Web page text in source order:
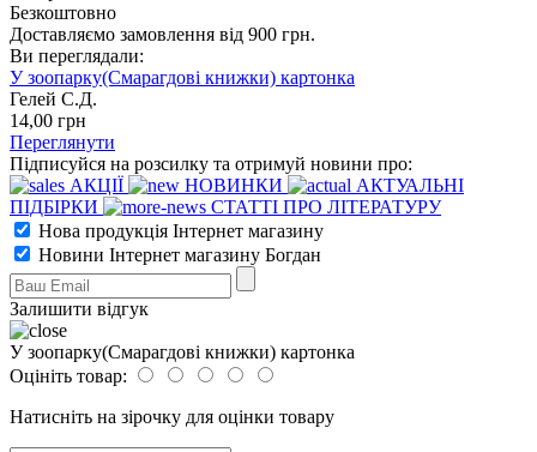
Безкоштовно
Доставляємо замовлення від 900 грн.
Ви переглядали:
У зоопарку(Смарагдові книжки) картонка
Гелей С.Д.
14,00 грн
Переглянути
Підписуйся на розсилку та отримуй новини про:
АКЦІЇ
НОВИНКИ
АКТУАЛЬНІ
ПІДБІРКИ
СТАТТІ ПРО ЛІТЕРАТУРУ
Нова продукція Інтернет магазину
Новини Інтернет магазину Богдан
Залишити відгук
У зоопарку(Смарагдові книжки) картонка
Оцініть товар:
Натисніть на зірочку для оцінки товару